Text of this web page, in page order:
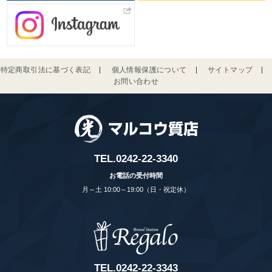
特定商取引法に基づく表記 個人情報保護について
サイトマップ
お問い合わせ
TEL.0242-22-3340
お電話の受付時間
月～土 10:00～19:00（日・祝定休）
TEL.0242-22-3343